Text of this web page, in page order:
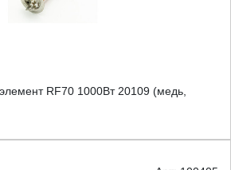
RF70 1000Вт 20109 (медь,